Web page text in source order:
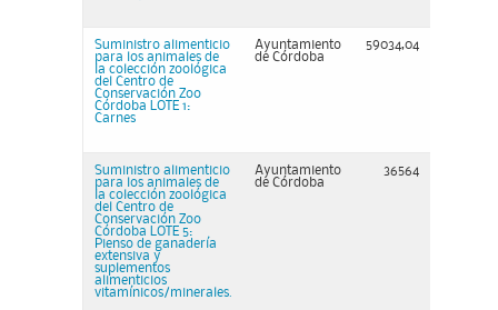
Suministro alimenticio
para los animales de
la colección zoológica
del Centro de
Conservación Zoo
Córdoba LOTE 1:
Carnes
Ayuntamiento
de Córdoba
59034,04
Suministro alimenticio
para los animales de
la colección zoológica
del Centro de
Conservación Zoo
Córdoba LOTE 5:
Pienso de ganadería
extensiva y
suplementos
alimenticios
vitamínicos/minerales.
Ayuntamiento
de Córdoba
36564